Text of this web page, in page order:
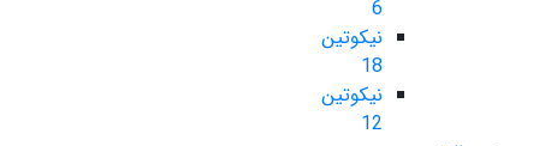
6
نیکوتین
18
نیکوتین
12